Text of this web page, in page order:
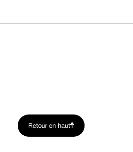
Retour en haut